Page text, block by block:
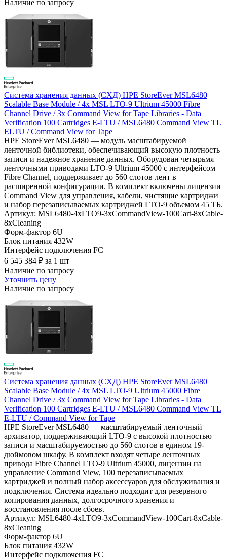
Наличие по запросу
Система хранения данных (СХД) HPE StoreEver MSL6480
Scalable Base Module / 4x MSL LTO-9 Ultrium 45000 Fibre
Channel Drive / 3x Command View for Tape Libraries - Data
Verification 100 Cartridges E-LTU / MSL6480 Command View TL
ELTU / Command View for Tape
HPE StoreEver MSL6480 — модуль масштабируемой
ленточной библиотеки, обеспечивающий высокую плотность
записи и надежное хранение данных. Оборудован четырьмя
ленточными приводами LTO-9 Ultrium 45000 с интерфейсом
Fibre Channel, поддерживает до 560 слотов лент в
расширенной конфигурации. В комплект включены лицензии
Command View для управления, кабели, чистящие картриджи
и набор перезаписываемых картриджей LTO-9 объемом 45 ТБ.
Артикул: MSL6480-4xLTO9-3xCommandView-100Cart-8xCable-
8xCleaning
Форм-фактор 6U
Блок питания 432W
Интерфейс подключения FC
6 545 384 ₽ за 1 шт
Наличие по запросу
Уточнить цену
Наличие по запросу
Система хранения данных (СХД) HPE StoreEver MSL6480
Scalable Base Module / 4x MSL LTO-9 Ultrium 45000 Fibre
Channel Drive / 3x Command View for Tape Libraries - Data
Verification 100 Cartridges E-LTU / MSL6480 Command View TL
E-LTU / Command View for Tape
HPE StoreEver MSL6480 — масштабируемый ленточный
архиватор, поддерживающий LTO-9 с высокой плотностью
записи и масштабируемостью до 560 слотов в едином 19-
дюймовом шкафу. В комплект входят четыре ленточных
привода Fibre Channel LTO-9 Ultrium 45000, лицензии на
управление Command View, 100 перезаписываемых
картриджей и полный набор аксессуаров для обслуживания и
подключения. Система идеально подходит для резервного
копирования данных, долгосрочного хранения и
восстановления после сбоев.
Артикул: MSL6480-4xLTO9-3xCommandView-100Cart-8xCable-
8xCleaning
Форм-фактор 6U
Блок питания 432W
Интерфейс подключения FC